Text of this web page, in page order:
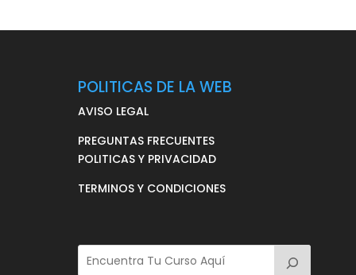
POLITICAS DE LA WEB
AVISO LEGAL
PREGUNTAS FRECUENTES
POLITICAS Y PRIVACIDAD
TERMINOS Y CONDICIONES